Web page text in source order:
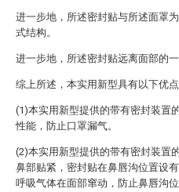
进一步地，所述密封贴与所述面罩
式结构。
进一步地，所述密封贴远离面部的
综上所述，本实用新型具有以下优点
(1)本实用新型提供的带有密封装置
性能，防止口罩漏气。
(2)本实用新型提供的带有密封装置
鼻部贴紧，密封贴在鼻唇沟位置设
呼吸气体在面部窜动，防止鼻唇沟